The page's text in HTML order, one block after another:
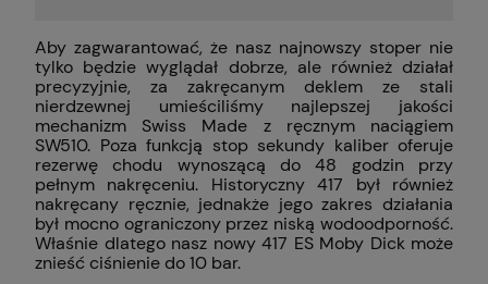
Aby zagwarantować, że nasz najnowszy stoper nie
tylko będzie wyglądał dobrze, ale również działał
precyzyjnie, za zakręcanym deklem ze stali
nierdzewnej umieściliśmy najlepszej jakości
mechanizm Swiss Made z ręcznym naciągiem
SW510. Poza funkcją stop sekundy kaliber oferuje
rezerwę chodu wynoszącą do 48 godzin przy
pełnym nakręceniu. Historyczny 417 był również
nakręcany ręcznie, jednakże jego zakres działania
był mocno ograniczony przez niską wodoodporność.
Właśnie dlatego nasz nowy 417 ES Moby Dick może
znieść ciśnienie do 10 bar.